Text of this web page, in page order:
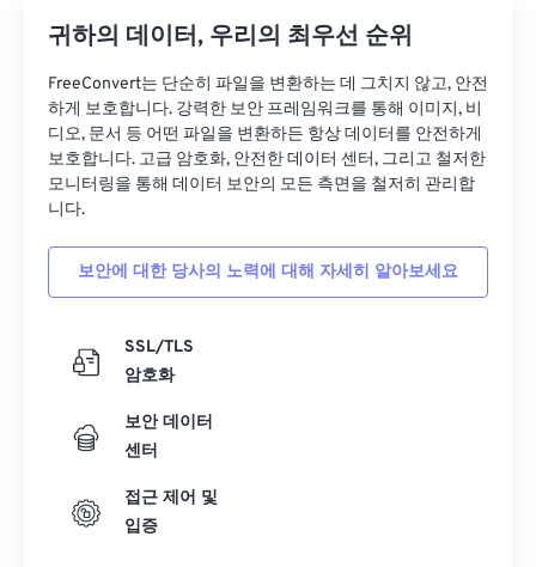
귀하의 데이터, 우리의 최우선 순위
FreeConvert는 단순히 파일을 변환하는 데 그치지 않고, 안전
하게 보호합니다. 강력한 보안 프레임워크를 통해 이미지, 비
디오, 문서 등 어떤 파일을 변환하든 항상 데이터를 안전하게
보호합니다. 고급 암호화, 안전한 데이터 센터, 그리고 철저한
모니터링을 통해 데이터 보안의 모든 측면을 철저히 관리합
니다.
보안에 대한 당사의 노력에 대해 자세히 알아보세요
SSL/TLS
암호화
보안 데이터
센터
접근 제어 및
입증